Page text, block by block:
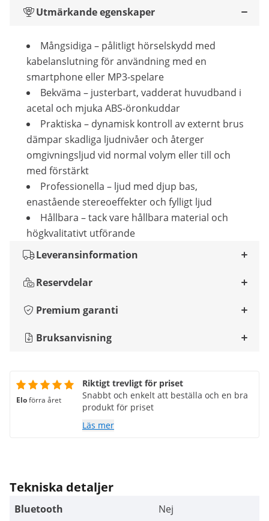
Utmärkande egenskaper
Mångsidiga – pålitligt hörselskydd med
kabelanslutning för användning med en
smartphone eller MP3-spelare
Bekväma – justerbart, vadderat huvudband i
acetal och mjuka ABS-öronkuddar
Praktiska – dynamisk kontroll av externt brus
dämpar skadliga ljudnivåer och återger
omgivningsljud vid normal volym eller till och
med förstärkt
Professionella – ljud med djup bas,
enastående stereoeffekter och fylligt ljud
Hållbara – tack vare hållbara material och
högkvalitativt utförande
Leveransinformation
Reservdelar
Premium garanti
Bruksanvisning
Eloförra året
Riktigt trevligt för priset
Snabbt och enkelt att beställa och en bra
produkt för priset
Läs mer
Tekniska detaljer
Bluetooth Nej